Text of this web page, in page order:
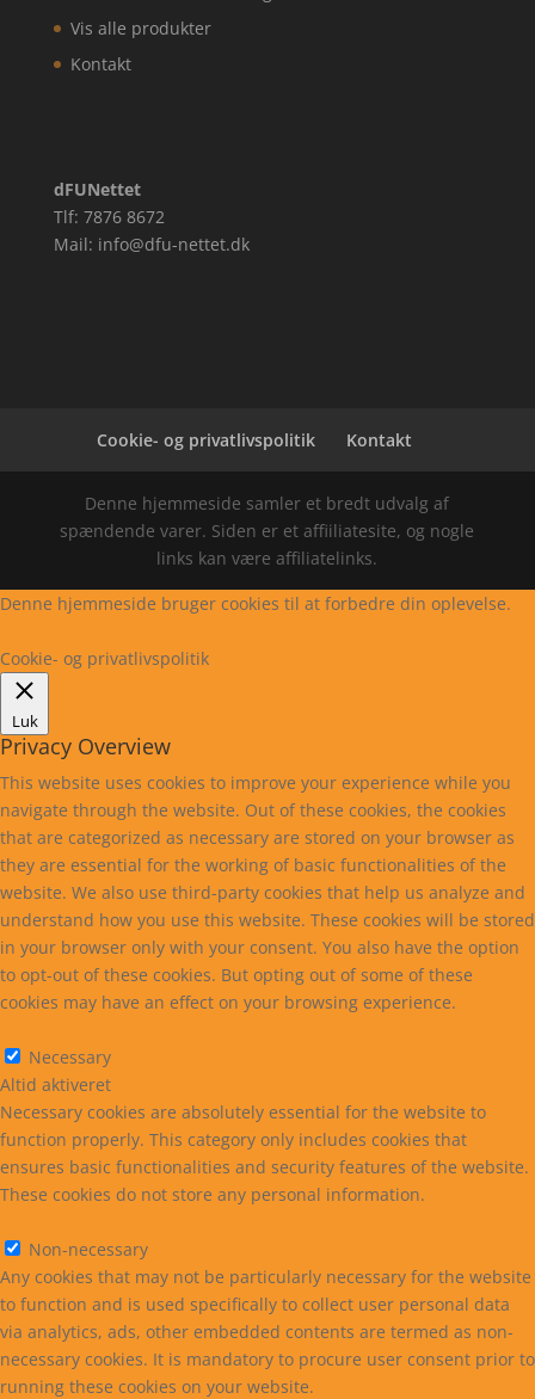
Vis alle produkter
Kontakt
dFUNettet
Tlf: 7876 8672
Mail: info@dfu-nettet.dk
Cookie- og privatlivspolitik Kontakt
Denne hjemmeside samler et bredt udvalg af
spændende varer. Siden er et affiiliatesite, og nogle
links kan være affiliatelinks.
Denne hjemmeside bruger cookies til at forbedre din oplevelse.
Cookie- og privatlivspolitik
Luk
Privacy Overview
This website uses cookies to improve your experience while you
navigate through the website. Out of these cookies, the cookies
that are categorized as necessary are stored on your browser as
they are essential for the working of basic functionalities of the
website. We also use third-party cookies that help us analyze and
understand how you use this website. These cookies will be stored
in your browser only with your consent. You also have the option
to opt-out of these cookies. But opting out of some of these
cookies may have an effect on your browsing experience.
Necessary
Altid aktiveret
Necessary cookies are absolutely essential for the website to
function properly. This category only includes cookies that
ensures basic functionalities and security features of the website.
These cookies do not store any personal information.
Non-necessary
Any cookies that may not be particularly necessary for the website
to function and is used specifically to collect user personal data
via analytics, ads, other embedded contents are termed as non-
necessary cookies. It is mandatory to procure user consent prior to
running these cookies on your website.